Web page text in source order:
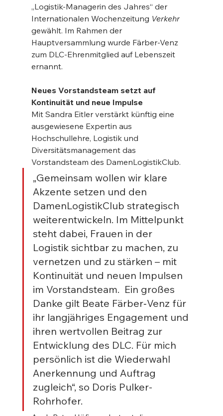
„Logistik-Managerin des Jahres“ der
Internationalen Wochenzeitung Verkehr
gewählt. Im Rahmen der
Hauptversammlung wurde Färber-Venz
zum DLC-Ehrenmitglied auf Lebenszeit
ernannt.
Neues Vorstandsteam setzt auf
Kontinuität und neue Impulse
Mit Sandra Eitler verstärkt künftig eine
ausgewiesene Expertin aus
Hochschullehre, Logistik und
Diversitätsmanagement das
Vorstandsteam des DamenLogistikClub.
„Gemeinsam wollen wir klare
Akzente setzen und den
DamenLogistikClub strategisch
weiterentwickeln. Im Mittelpunkt
steht dabei, Frauen in der
Logistik sichtbar zu machen, zu
vernetzen und zu stärken – mit
Kontinuität und neuen Impulsen
im Vorstandsteam.  Ein großes
Danke gilt Beate Färber‑Venz für
ihr langjähriges Engagement und
ihren wertvollen Beitrag zur
Entwicklung des DLC. Für mich
persönlich ist die Wiederwahl
Anerkennung und Auftrag
zugleich“, so Doris Pulker-
Rohrhofer.